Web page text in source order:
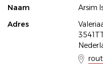
Naam
Arsim
Adres